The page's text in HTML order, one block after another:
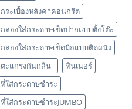
กระเบื้องหลังคาคอนกรีต
กล่องใส่กระดาษเช็ดปากแบบตั้งโต๊ะ
กล่องใส่กระดาษเช็ดมือแบบติดผนัง
ตะแกรงกันกลิ่น
ทินเนอร์
ที่ใส่กระดาษชำระ
ที่ใส่กระดาษชำระJUMBO